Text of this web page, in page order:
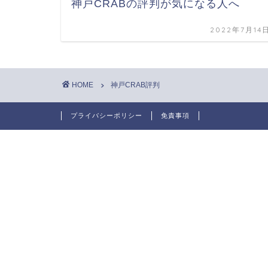
神戸CRABの評判が気になる人へ
2022年7月14
HOME 神戸CRAB評判
プライバシーポリシー 免責事項